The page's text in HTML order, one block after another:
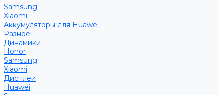
Samsung
Xiaomi
Аккумуляторы для Huawei
Разное
Динамики
Honor
Samsung
Xiaomi
Дисплеи
Huawei